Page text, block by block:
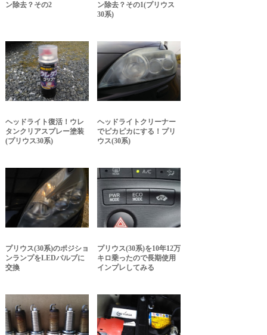
ン除去？その2
ン除去？その1(プリウス
30系)
ヘッドライト復活！ウレ
タンクリアスプレー塗装
(プリウス30系)
ヘッドライトクリーナー
でピカピカにする！プリ
ウス(30系)
プリウス(30系)のポジショ
ンランプをLEDバルブに
交換
プリウス(30系)を10年12万
キロ乗ったので長期使用
インプレしてみる